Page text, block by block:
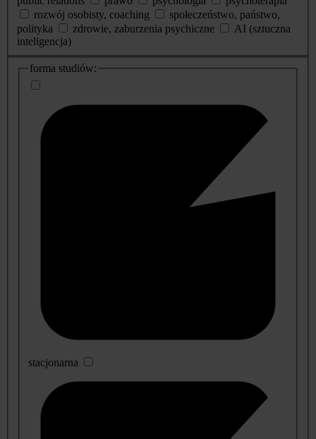
rozwój osobisty, coaching
społeczeństwo, państwo,
polityka
zdrowie, zaburzenia psychiczne
AI (sztuczna
inteligencja)
dodatkowe
informacje
forma studiów:
stacjonarna